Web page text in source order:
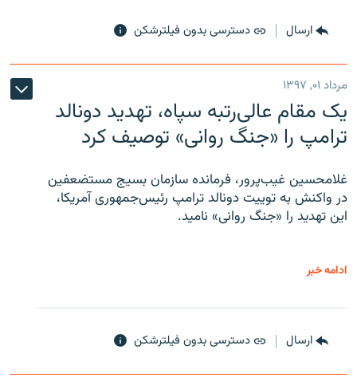
ارسال دسترسی بدون فیلترشکن
مرداد ۰۱, ۱۳۹۷
یک مقام عالی‌رتبه سپاه، تهدید دونالد
ترامپ را «جنگ روانی» توصیف کرد
غلامحسین غیب‌پرور، فرمانده سازمان بسیج مستضعفین
در واکنش به توییت دونالد ترامپ رئیس‌جمهوری آمریکا،
این تهدید را «جنگ روانی» نامید.
ادامه خبر
ارسال دسترسی بدون فیلترشکن